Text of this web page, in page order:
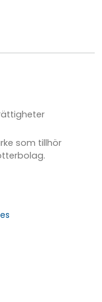
som tillhör